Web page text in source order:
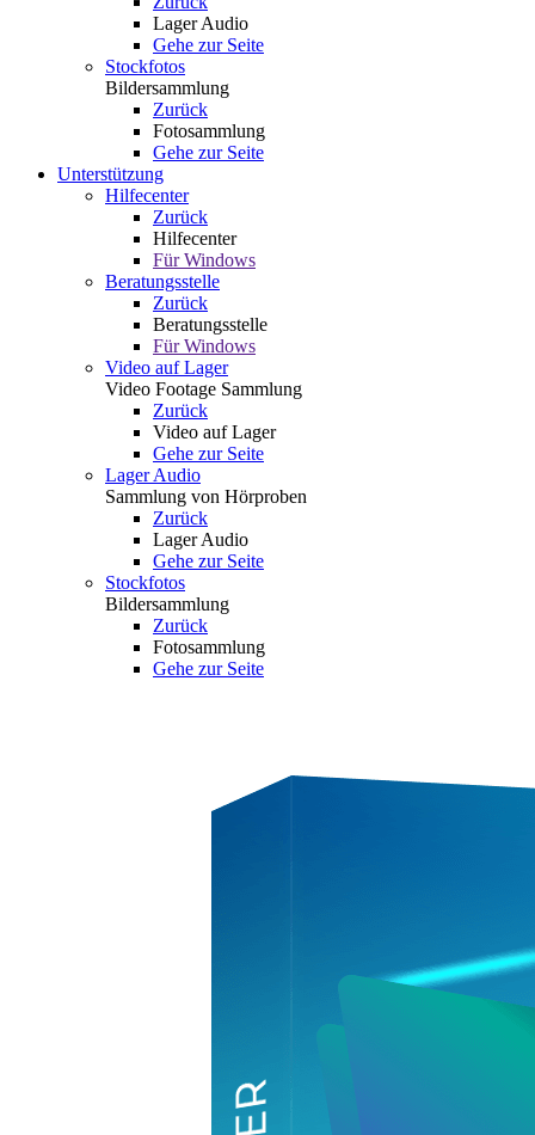
Lager Audio
Gehe zur Seite
Stockfotos
Bildersammlung
Zurück
Fotosammlung
Gehe zur Seite
Unterstützung
Hilfecenter
Zurück
Hilfecenter
Für Windows
Beratungsstelle
Zurück
Beratungsstelle
Für Windows
Video auf Lager
Video Footage Sammlung
Zurück
Video auf Lager
Gehe zur Seite
Lager Audio
Sammlung von Hörproben
Zurück
Lager Audio
Gehe zur Seite
Stockfotos
Bildersammlung
Zurück
Fotosammlung
Gehe zur Seite